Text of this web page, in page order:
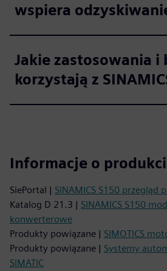
wspiera
Jakie zastosowania i
korzystają z
Informacje o
SiePortal | SINAMICS S150 przegląd
Katalog D 21.3 | SINAMICS S150
konwerterowe
Produkty powiązane | SIMOTICS
Produkty powiązane | Systemy
SIMATIC